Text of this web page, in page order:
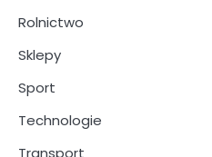
Rolnictwo
Sklepy
Sport
Technologie
Transport